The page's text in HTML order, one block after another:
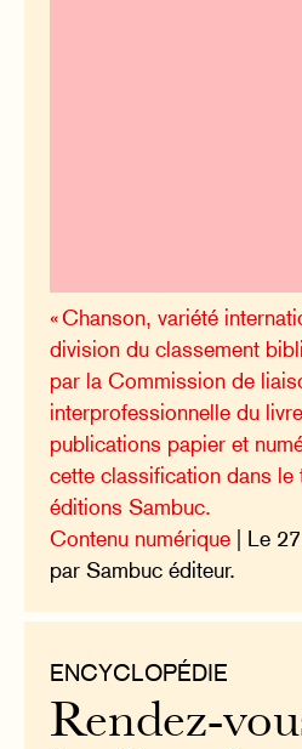
« Chanson, variété
division du classement
par la Commission de
interprofessionnelle du
publications papier et
cette classification dans le
éditions Sambuc.
Contenu numérique | Le
par Sambuc éditeur.
ENCYCLOPÉDIE
Rendez-